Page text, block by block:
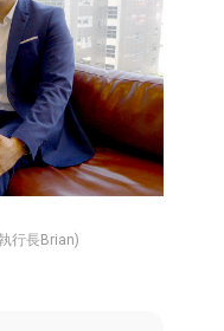
行長Brian)